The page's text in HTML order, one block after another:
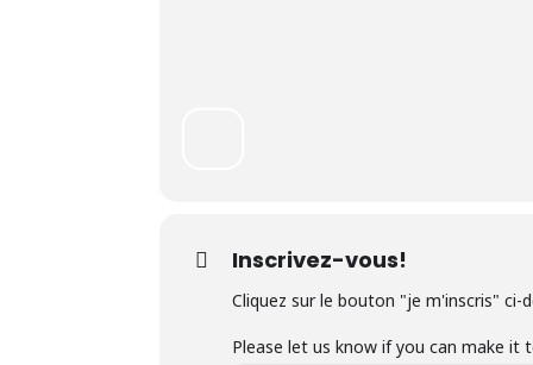
Inscrivez-vous!
Cliquez sur le bouton "je m'inscris" ci-
Please let us know if you can make it